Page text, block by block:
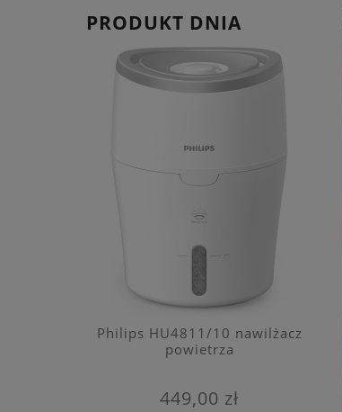
PRODUKT DNIA
Philips HU4811/10 nawilżacz
powietrza
449,00 zł